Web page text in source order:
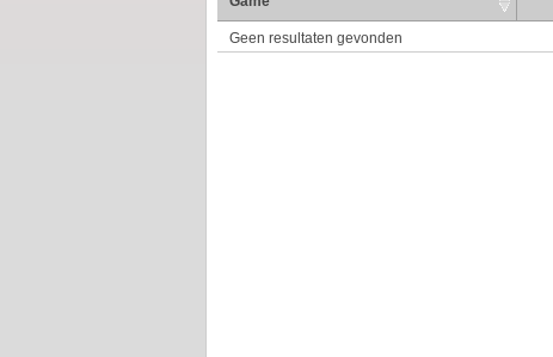
Geen resultaten gevonden